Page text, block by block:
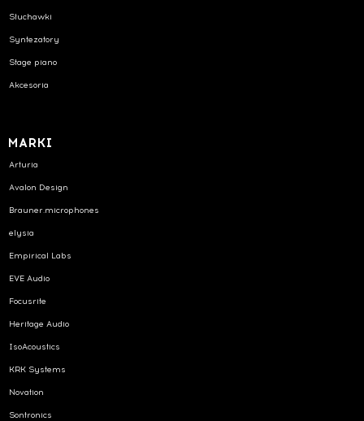
Słuchawki
Syntezatory
Stage piano
Akcesoria
MARKI
Arturia
Avalon Design
Brauner.microphones
elysia
Empirical Labs
EVE Audio
Focusrite
Heritage Audio
IsoAcoustics
KRK Systems
Novation
Sontronics